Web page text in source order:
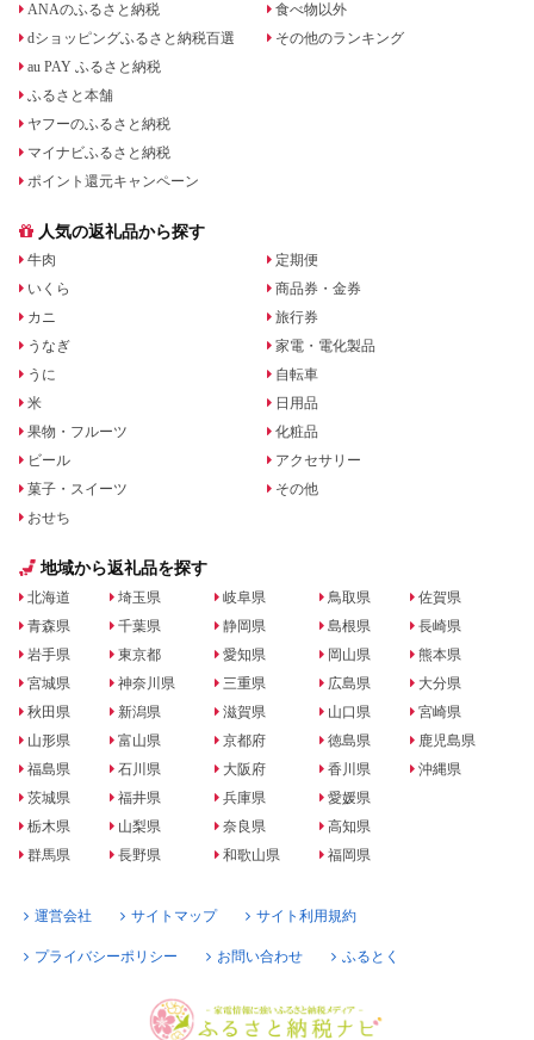
ANAのふるさと納税
dショッピングふるさと納税百選
au PAY ふるさと納税
ふるさと本舗
ヤフーのふるさと納税
マイナビふるさと納税
ポイント還元キャンペーン
食べ物以外
その他のランキング
人気の返礼品から探す
牛肉
いくら
カニ
うなぎ
うに
米
果物・フルーツ
ビール
菓子・スイーツ
おせち
定期便
商品券・金券
旅行券
家電・電化製品
自転車
日用品
化粧品
アクセサリー
その他
地域から返礼品を探す
北海道
青森県
岩手県
宮城県
秋田県
山形県
福島県
茨城県
栃木県
群馬県
埼玉県
千葉県
東京都
神奈川県
新潟県
富山県
石川県
福井県
山梨県
長野県
岐阜県
静岡県
愛知県
三重県
滋賀県
京都府
大阪府
兵庫県
奈良県
和歌山県
鳥取県
島根県
岡山県
広島県
山口県
徳島県
香川県
愛媛県
高知県
福岡県
佐賀県
長崎県
熊本県
大分県
宮崎県
鹿児島県
沖縄県
運営会社 サイトマップ サイト利用規約
プライバシーポリシー お問い合わせ ふるとく